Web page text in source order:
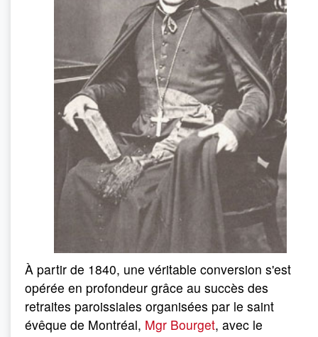
À partir de 1840, une véritable conversion s'est
opérée en profondeur grâce au succès des
retraites paroissiales organisées par le saint
évêque de Montréal, Mgr Bourget, avec le